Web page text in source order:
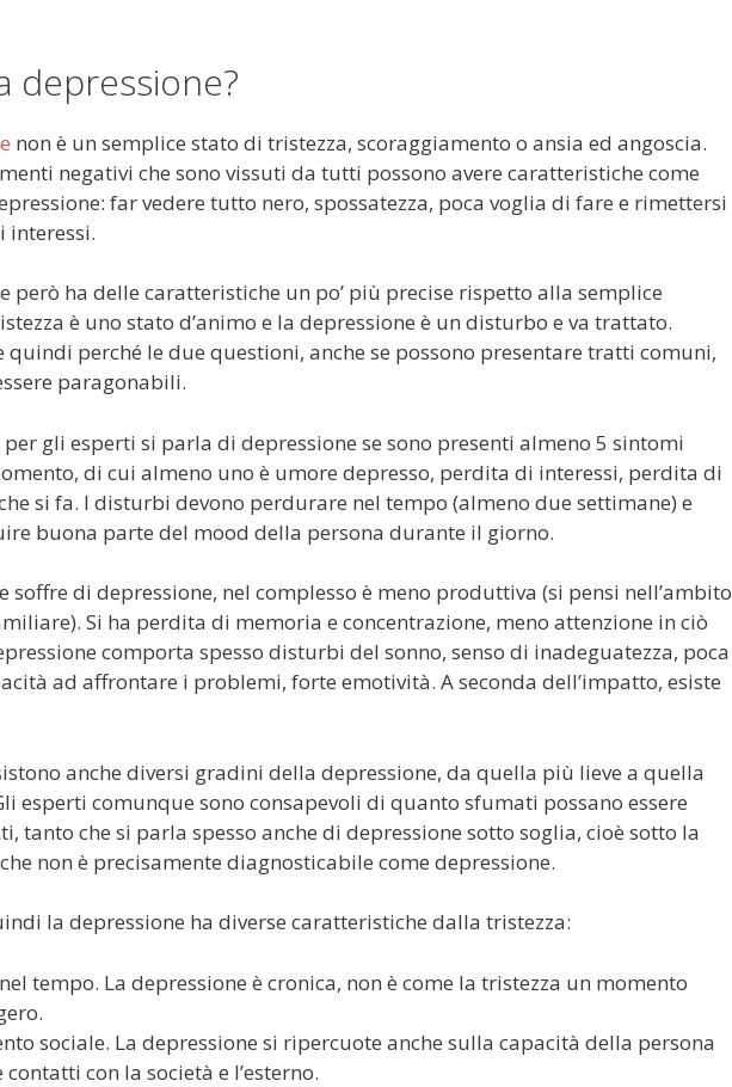
depressione?
non è un semplice stato di tristezza, scoraggiamento o ansia ed angoscia.
negativi che sono vissuti da tutti possono avere caratteristiche come
far vedere tutto nero, spossatezza, poca voglia di fare e rimettersi
interessi.
però ha delle caratteristiche un po’ più precise rispetto alla semplice
è uno stato d’animo e la depressione è un disturbo e va trattato.
quindi perché le due questioni, anche se possono presentare tratti comuni,
paragonabili.
gli esperti si parla di depressione se sono presenti almeno 5 sintomi
di cui almeno uno è umore depresso, perdita di interessi, perdita di
si fa. I disturbi devono perdurare nel tempo (almeno due settimane) e
buona parte del mood della persona durante il giorno.
soffre di depressione, nel complesso è meno produttiva (si pensi nell’ambito
Si ha perdita di memoria e concentrazione, meno attenzione in ciò
comporta spesso disturbi del sonno, senso di inadeguatezza, poca
ad affrontare i problemi, forte emotività. A seconda dell’impatto, esiste
anche diversi gradini della depressione, da quella più lieve a quella
esperti comunque sono consapevoli di quanto sfumati possano essere
tanto che si parla spesso anche di depressione sotto soglia, cioè sotto la
non è precisamente diagnosticabile come depressione.
la depressione ha diverse caratteristiche dalla tristezza:
tempo. La depressione è cronica, non è come la tristezza un momento
sociale. La depressione si ripercuote anche sulla capacità della persona
contatti con la società e l’esterno.